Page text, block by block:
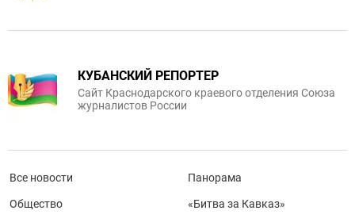
КУБАНСКИЙ РЕПОРТЕР
Сайт Краснодарского краевого отделения Союза
журналистов России
Все новости
Общество
Панорама
«Битва за Кавказ»